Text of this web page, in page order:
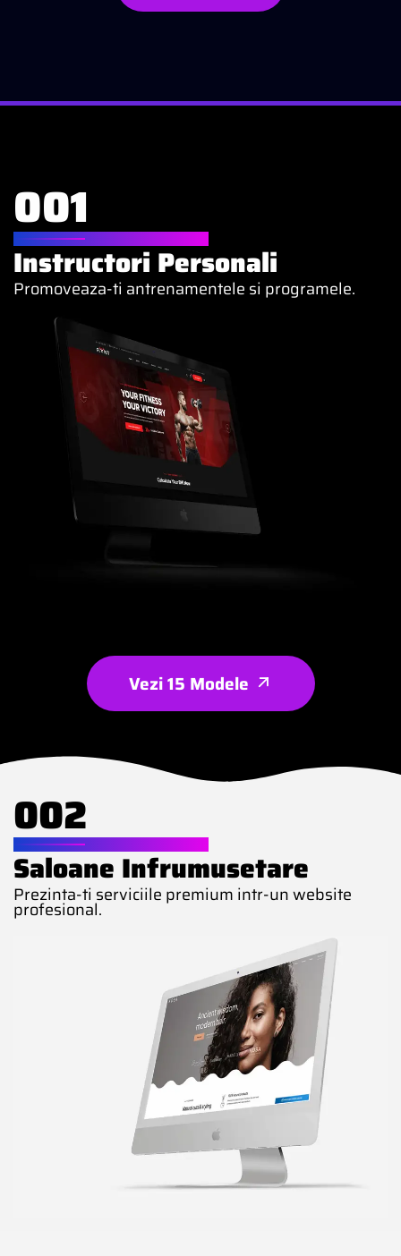
001WEBSITE PENTRU
Instructori Personali
Promoveaza-ti antrenamentele si programele.
Vezi 15 Modele
002WEBSITE PENTRU
Saloane Infrumusetare
Prezinta-ti serviciile premium intr-un website
profesional.